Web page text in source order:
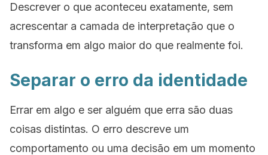
Descrever o que aconteceu exatamente, sem
acrescentar a camada de interpretação que o
transforma em algo maior do que realmente foi.
Separar o erro da identidade
Errar em algo e ser alguém que erra são duas
coisas distintas. O erro descreve um
comportamento ou uma decisão em um momento